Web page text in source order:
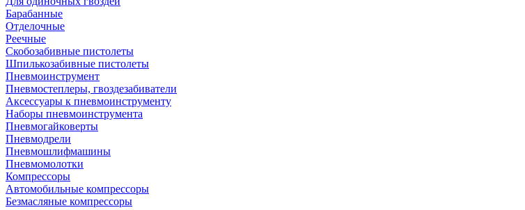
Барабанные
Отделочные
Реечные
Скобозабивные пистолеты
Шпилькозабивные пистолеты
Пневмоинструмент
Пневмостеплеры, гвоздезабиватели
Аксессуары к пневмоинструменту
Наборы пневмоинструмента
Пневмогайковерты
Пневмодрели
Пневмошлифмашины
Пневмомолотки
Компрессоры
Автомобильные компрессоры
Безмасляные компрессоры